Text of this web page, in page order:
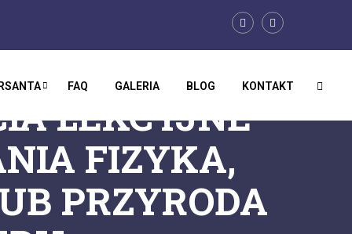
FAQ GALERIA BLOG KONTAKT
LEKCYJNE
FIZYKA,
PRZYRODA